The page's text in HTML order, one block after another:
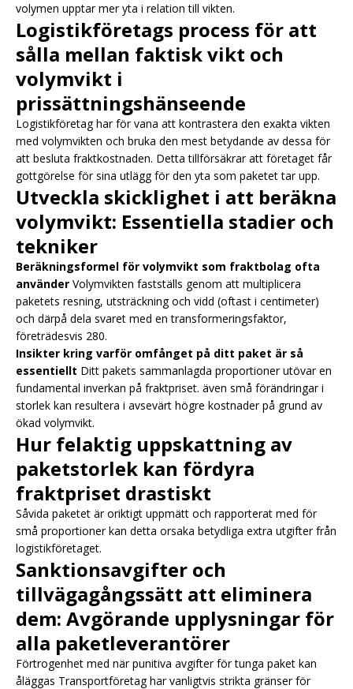
volymen upptar mer yta i relation till vikten.
Logistikföretags process för att
sålla mellan faktisk vikt och
volymvikt i
prissättningshänseende
Logistikföretag har för vana att kontrastera den exakta vikten
med volymvikten och bruka den mest betydande av dessa för
att besluta fraktkostnaden. Detta tillförsäkrar att företaget får
gottgörelse för sina utlägg för den yta som paketet tar upp.
Utveckla skicklighet i att beräkna
volymvikt: Essentiella stadier och
tekniker
Beräkningsformel för volymvikt som fraktbolag ofta
använder Volymvikten fastställs genom att multiplicera
paketets resning, utsträckning och vidd (oftast i centimeter)
och därpå dela svaret med en transformeringsfaktor,
företrädesvis 280.
Insikter kring varför omfånget på ditt paket är så
essentiellt Ditt pakets sammanlagda proportioner utövar en
fundamental inverkan på fraktpriset. även små förändringar i
storlek kan resultera i avsevärt högre kostnader på grund av
ökad volymvikt.
Hur felaktig uppskattning av
paketstorlek kan fördyra
fraktpriset drastiskt
Såvida paketet är oriktigt uppmätt och rapporterat med för
små proportioner kan detta orsaka betydliga extra utgifter från
logistikföretaget.
Sanktionsavgifter och
tillvägagångssätt att eliminera
dem: Avgörande upplysningar för
alla paketleverantörer
Förtrogenhet med när punitiva avgifter för tunga paket kan
åläggas Transportföretag har vanligtvis strikta gränser för